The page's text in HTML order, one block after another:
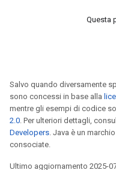
Questa
Salvo quando diversamente
sono concessi in base alla
mentre gli esempi di codice
2.0. Per ulteriori dettagli,
Developers. Java è un
consociate.
Ultimo aggiornamento 2025-